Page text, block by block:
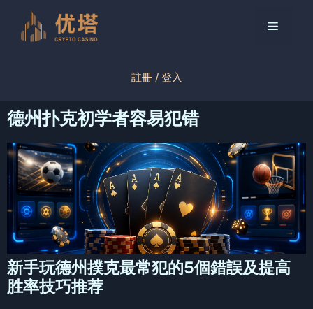
菜
註冊 / 登入
德州扑克初学者容易犯错
新手玩德州撲克最常犯的5個錯誤及提高
胜率技巧推荐